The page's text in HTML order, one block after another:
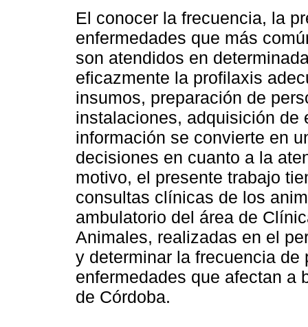
El conocer la frecuencia, la
enfermedades que más
son atendidos en
eficazmente la profilaxis
insumos, preparación de
instalaciones, adquisición de
información se convierte en
decisiones en cuanto a la
motivo, el presente trabajo
consultas clínicas de los
ambulatorio del área de
Animales, realizadas en el
y determinar la frecuencia
enfermedades que afectan a
de Córdoba.